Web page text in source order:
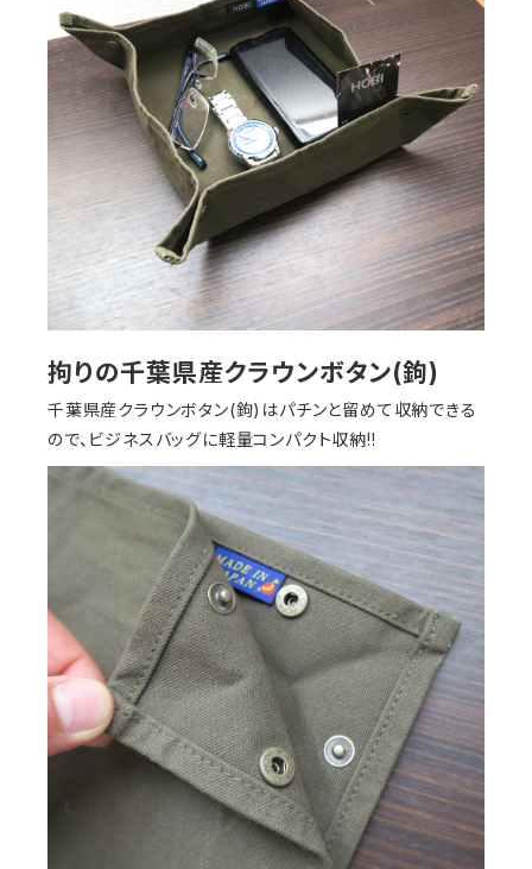
拘りの千葉県産クラウンボタン(鉤)
千葉県産クラウンボタン(鉤)はパチンと留めて収納できる
ので、ビジネスバッグに軽量コンパクト収納!!